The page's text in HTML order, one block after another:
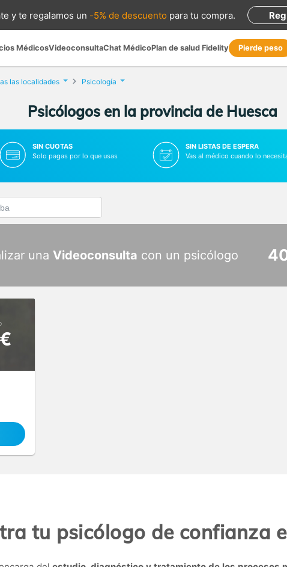
yte regalamos un -5% de descuento para tu compra.
MédicosVideoconsultaChat MédicoPlan de salud Fidelity Pierde peso
las localidades Psicología
Psicólogos en la provincia de Huesca
SIN CUOTAS
Solo pagas por lo que usas
SIN LISTAS DE ESPERA
Vas al médico cuando lo
una Videoconsulta con un psicólogo
tu psicólogo de confianza